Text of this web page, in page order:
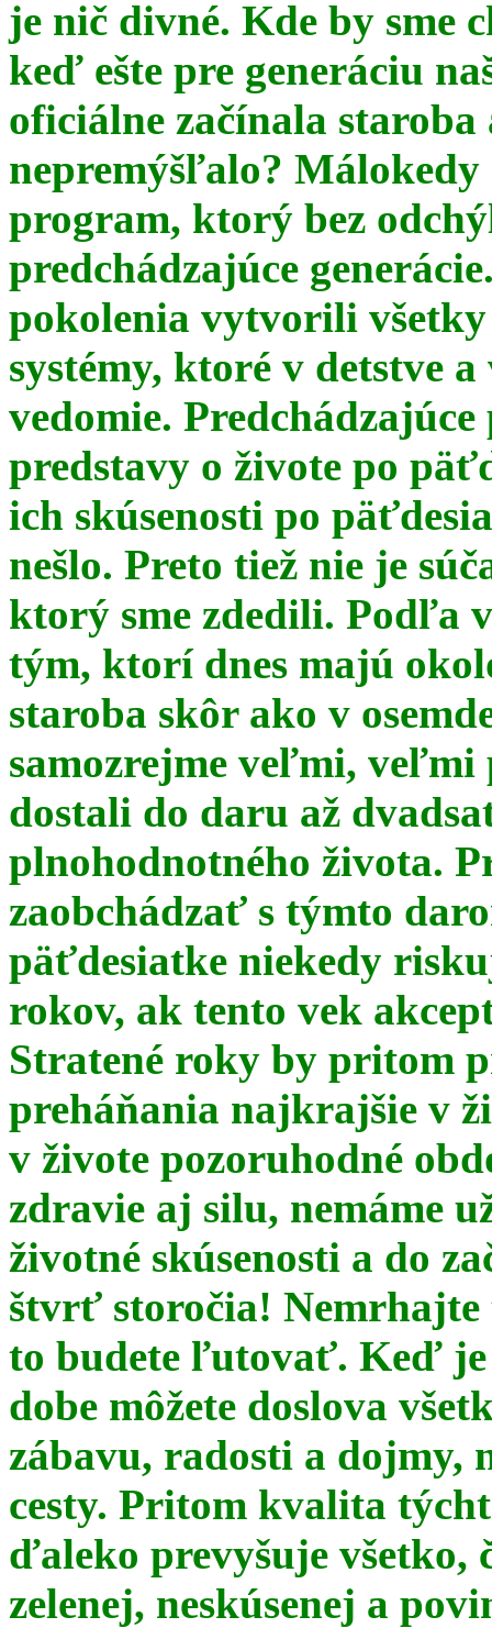
je nič divné. Kde by sme
keď ešte pre generáciu
oficiálne začínala
nepremýšľalo? Málokedy
program, ktorý bez
predchádzajúce
pokolenia vytvorili
systémy, ktoré v detstve
vedomie.
predstavy o živote po
ich skúsenosti po
nešlo. Preto tiež nie je
ktorý sme zdedili. Podľa
tým, ktorí dnes majú
staroba skôr ako v
samozrejme veľmi, veľmi
dostali do daru až
plnohodnotného života.
zaobchádzať s týmto
päťdesiatke niekedy
rokov, ak tento vek
Stratené roky by pritom
preháňania najkrajšie v
v živote pozoruhodné
zdravie aj silu, nemáme
životné skúsenosti a do
štvrť storočia!
to budete ľutovať. Keď je
dobe môžete doslova
zábavu, radosti a dojmy,
cesty. Pritom kvalita
ďaleko prevyšuje všetko,
zelenej, neskúsenej a